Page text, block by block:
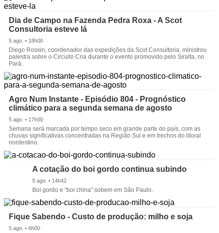
Dia de Campo na Fazenda Pedra Roxa - A Scot
Consultoria esteve lá
5 ago. • 18h00
Diego Rossin, coordenador das expedições da Scot Consultoria, ministrou
palestra sobre o Circuito Cria durante o evento promovido pelo Siralta, no
Pará.
Agro Num Instante - Episódio 804 - Prognóstico
climático para a segunda semana de agosto
5 ago. • 17h00
Semana será marcada por tempo seco em grande parte do país, com as
chuvas significativas concentradas na Região Sul e em trechos do litoral
nordestino.
A cotação do boi gordo continua subindo
5 ago. • 14h42
Boi gordo e “boi china” sobem em São Paulo.
Fique Sabendo - Custo de produção: milho e soja
5 ago. • 6h00